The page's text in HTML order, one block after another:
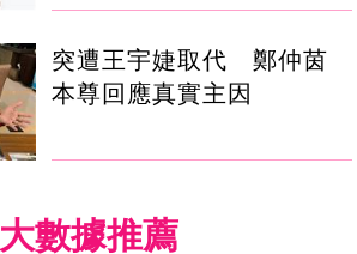
突遭王宇婕取代 鄭仲茵
本尊回應真實主因
大數據推薦